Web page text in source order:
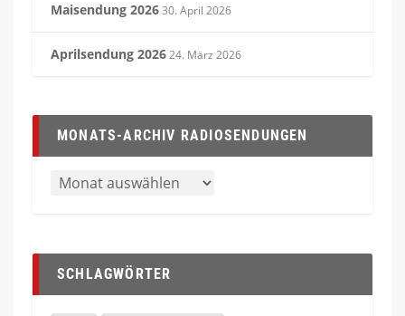
Maisendung 202630. April 2026
Aprilsendung 202624. März 2026
MONATS-ARCHIV RADIOSENDUNGEN
SCHLAGWÖRTER